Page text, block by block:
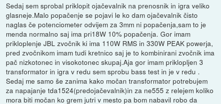
Sedaj sem sprobal priklopit ojačevalnik na prenosnik in igra veliko
glasneje.Malo popačenje se pojavi le ko dam ojačevalnik čisto
naglas če potenciometer odvijem za 3mm ni popačenja,sam to je
menda normalno saj ima pri18W 10% popačenja. Gor imam
prikloplenje JBL zvočnik ki ima 110W RMS in 330W PEAK powerja,
pred zvočnikom imam tudi kretnico saj je to kombinirani zvočnik ima
pač nizkotonec in visokotonec skupaj.Aja gor imam priklopljen 3
transformator in igra v redu sem sprobu bass test in je v redu .
Sedaj me samo še zanima kako močan transformator potrebujem
za napajanje tda1524(predojačevalnik)in za ne555 z relejem koliko
mora biti močan ko grem jutri v mesto pa bom nabavil robo da